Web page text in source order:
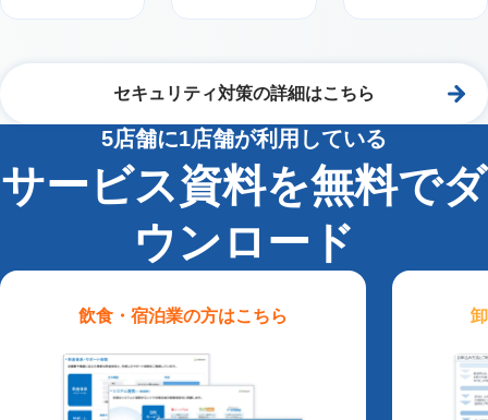
セキュリティ対策の詳細はこちら
5店舗に1店舗が利用している
サービス資料を無料でダ
ウンロード
飲食・宿泊業の方はこちら